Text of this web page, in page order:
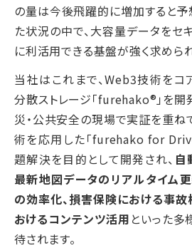
の量は今後飛躍的に増加すると予
た状況の中で、大容量データをセ
に利活用できる基盤が強く求めら
当社はこれまで、Web3技術をコ
分散ストレージ「furehako®」を開
災・公共安全の現場で実証を重ね
術を応用した「furehako for
題解決を目的として開発され、 自
最新地図データのリアルタイム
の効率化、損害保険における事故
おけるコンテンツ活用 といった
待されます。